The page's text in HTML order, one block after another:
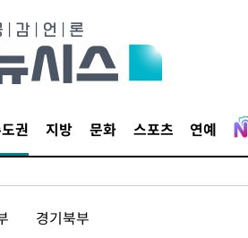
권 지방 문화 스포츠 연예
경기북부